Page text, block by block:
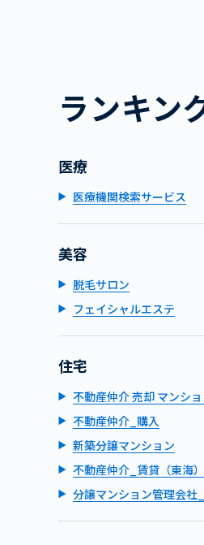
ランキン
医療
医療機関検索サービス
美容
脱毛サロン
フェイシャルエステ
住宅
不動産仲介 売却 マンシ
不動産仲介_購入
新築分譲マンション
不動産仲介_賃貸（東海）
分譲マンション管理会社